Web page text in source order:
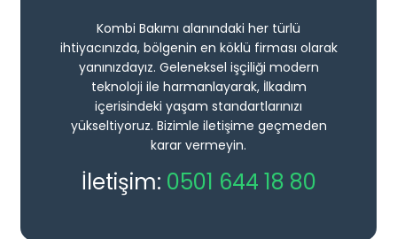
Kombi Bakımı alanındaki her türlü
ihtiyacınızda, bölgenin en köklü firması olarak
yanınızdayız. Geleneksel işçiliği modern
teknoloji ile harmanlayarak, İlkadım
içerisindeki yaşam standartlarınızı
yükseltiyoruz. Bizimle iletişime geçmeden
karar vermeyin.
İletişim: 0501 644 18 80